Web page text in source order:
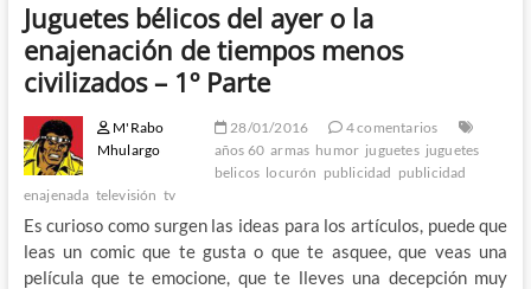
Juguetes bélicos del ayer o la
enajenación de tiempos menos
civilizados – 1º Parte
M'Rabo
Mhulargo
28/01/2016
4 comentarios
años 60 armas humor juguetes juguetes
belicos locurón publicidad publicidad
enajenada televisión tv
Es curioso como surgen las ideas para los artículos, puede que
leas un comic que te gusta o que te asquee, que veas una
película que te emocione, que te lleves una decepción muy